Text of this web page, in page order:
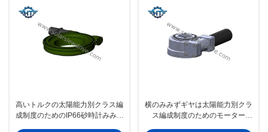
高いトルクの太陽能力別クラス編
成制度のためのIP66砂時計みみず
横のみみずギヤは太陽能力別クラ
ス編成制度のためのモーター